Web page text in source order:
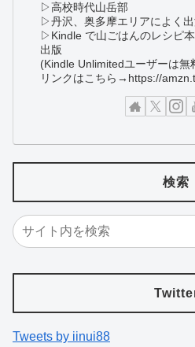
▷高校時代山岳部
▷丹沢、奥多摩エリアによく
▷Kindle で山ごはんのレシピ
出版
(Kindle Unlimitedユーザーは無
リンクはこちら→https://
検索
Tweets by iinui88